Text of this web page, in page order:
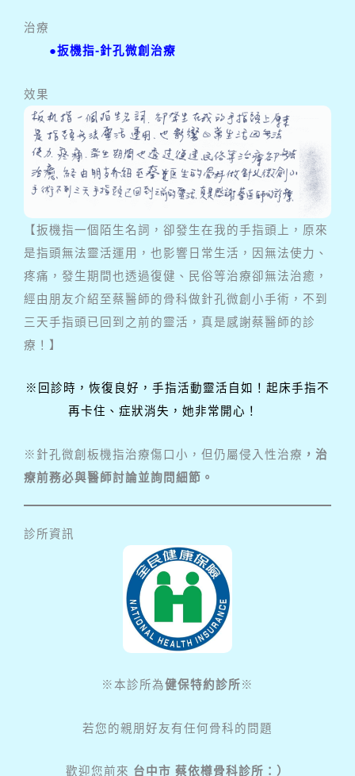
治療
●扳機指-針孔微創治療
效果
【扳機指一個陌生名詞，卻發生在我的手指頭上，原來
是指頭無法靈活運用，也影響日常生活，因無法使力、
疼痛，發生期間也透過復健、民俗等治療卻無法治癒，
經由朋友介紹至蔡醫師的骨科做針孔微創小手術，不到
三天手指頭已回到之前的靈活，真是感謝蔡醫師的診
療！】
※回診時，恢復良好，手指活動靈活自如！起床手指不
再卡住、症狀消失，她非常開心！
※針孔微創板機指治療傷口小，但仍屬侵入性治療 ，治
療前務必與醫師討論並詢問細節。
診所資訊
※本診所為健保特約診所※
若您的親朋好友有任何骨科的問題
歡迎您前來 台中市 蔡依樽骨科診所：）